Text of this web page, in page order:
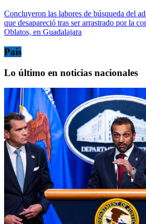
Concluyeron las labores de búsqueda del
que desapareció tras ser arrastrado por la
Oblatos, en Guadalajara
País
Lo último en noticias nacionales